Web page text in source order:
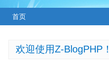
首页
欢迎使用Z-BlogPHP！